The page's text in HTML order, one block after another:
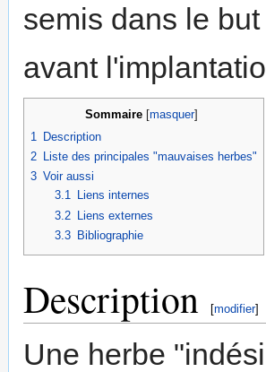
semis dans le
avant
Sommaire [masquer]
1
Description
2
Liste des principales "mauvaises herbes"
3 Voir aussi
3.1
Liens internes
3.2 Liens externes
3.3
Bibliographie
Description [modifier]
Une herbe